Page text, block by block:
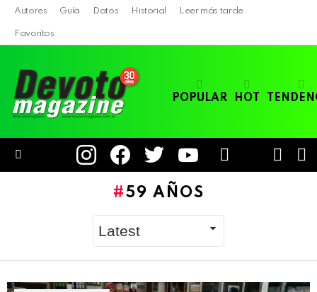
Autores Guía Datos Historial Leer más tarde
Favoritos
POPULAR HOT
instagramfacebooktwitter youtube
SKIN
59 AÑOS